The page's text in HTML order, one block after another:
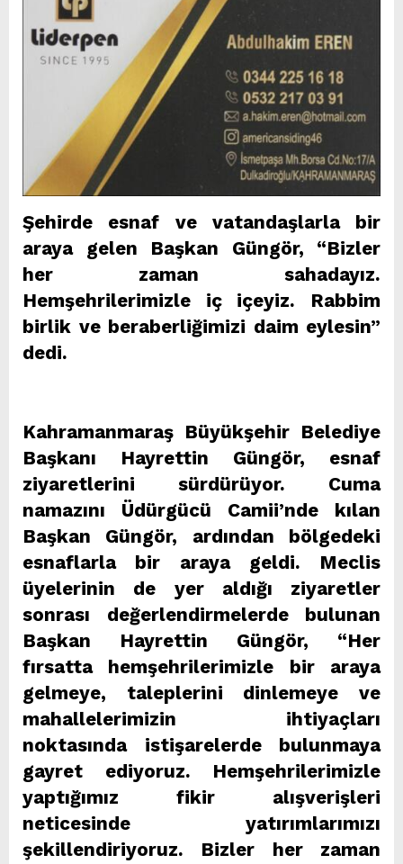
Şehirde esnaf ve vatandaşlarla bir
araya gelen Başkan Güngör, “Bizler
her zaman sahadayız.
Hemşehrilerimizle iç içeyiz. Rabbim
birlik ve beraberliğimizi daim eylesin”
dedi.
Kahramanmaraş Büyükşehir Belediye
Başkanı Hayrettin Güngör, esnaf
ziyaretlerini sürdürüyor. Cuma
namazını Üdürgücü Camii’nde kılan
Başkan Güngör, ardından bölgedeki
esnaflarla bir araya geldi. Meclis
üyelerinin de yer aldığı ziyaretler
sonrası değerlendirmelerde bulunan
Başkan Hayrettin Güngör, “Her
fırsatta hemşehrilerimizle bir araya
gelmeye, taleplerini dinlemeye ve
mahallelerimizin ihtiyaçları
noktasında istişarelerde bulunmaya
gayret ediyoruz. Hemşehrilerimizle
yaptığımız fikir alışverişleri
neticesinde yatırımlarımızı
şekillendiriyoruz. Bizler her zaman